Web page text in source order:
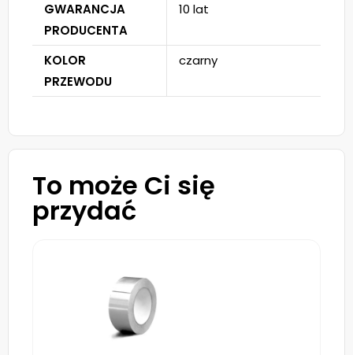
GWARANCJA
PRODUCENTA
10 lat
KOLOR
PRZEWODU
czarny
To może Ci się
przydać